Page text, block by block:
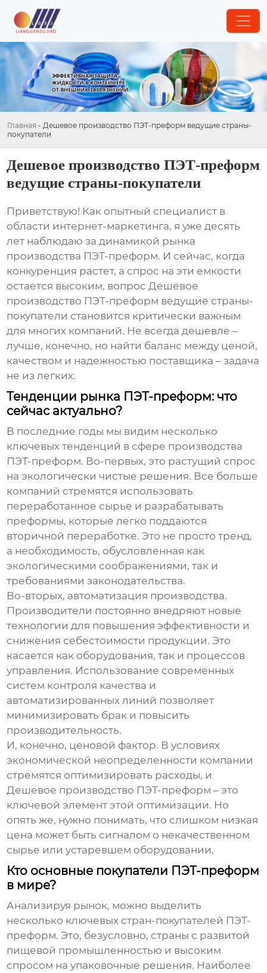
Главная - Дешевое производство ПЭТ-преформ ведущие страны-
покупатели
Дешевое производство ПЭТ-преформ
ведущие страны-покупатели
Приветствую! Как опытный специалист в
области интернет-маркетинга, я уже десять
лет наблюдаю за динамикой рынка
производства ПЭТ-преформ. И сейчас, когда
конкуренция растет, а спрос на эти емкости
остается высоким, вопросДешевое
производство ПЭТ-преформ ведущие страны-
покупатели становится критически важным
для многих компаний. Не всегда дешевле –
лучше, конечно, но найти баланс между ценой,
качеством и надежностью поставщика – задача
не из легких.
Тенденции рынка ПЭТ-преформ: что
сейчас актуально?
В последние годы мы видим несколько
ключевых тенденций в сфере производства
ПЭТ-преформ. Во-первых, это растущий спрос
на экологически чистые решения. Все больше
компаний стремятся использовать
переработанное сырье и разрабатывать
преформы, которые легко поддаются
вторичной переработке. Это не просто тренд,
а необходимость, обусловленная как
экологическими соображениями, так и
требованиями законодательства.
Во-вторых, автоматизация производства.
Производители постоянно внедряют новые
технологии для повышения эффективности и
снижения себестоимости продукции. Это
касается как оборудования, так и процессов
управления. Использование современных
систем контроля качества и
автоматизированных линий позволяет
минимизировать брак и повысить
производительность.
И, конечно, ценовой фактор. В условиях
экономической неопределенности компании
стремятся оптимизировать расходы, и
Дешевое производство ПЭТ-преформ – это
ключевой элемент этой оптимизации. Но
опять же, нужно понимать, что слишком низкая
цена может быть сигналом о некачественном
сырье или устаревшем оборудовании.
Кто основные покупатели ПЭТ-преформ
в мире?
Анализируя рынок, можно выделить
несколько ключевых стран-покупателей ПЭТ-
преформ. Это, безусловно, страны с развитой
пищевой промышленностью и высоким
спросом на упаковочные решения. Наиболее